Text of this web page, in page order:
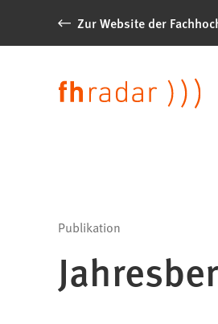
Inhalt anspringenZur Website der
der
Sprache
Publikation